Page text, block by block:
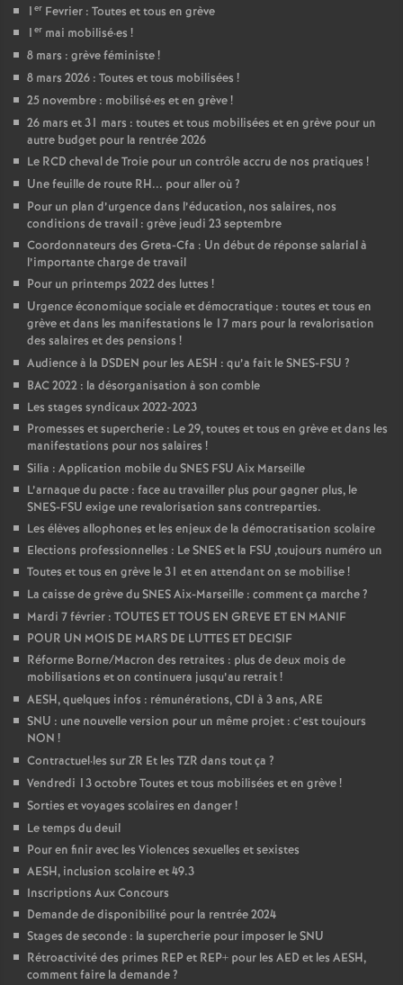
1 er Fevrier : Toutes et tous en grève
1 er mai mobilisé·es !
8 mars : grève féministe!
8 mars 2026 : Toutes et tous mobilisées !
25 novembre : mobilisé·es et en grève!
26 mars et 31 mars : toutes et tous mobilisées et en grève pour un
autre budget pour la rentrée 2026
Le RCD cheval de Troie pour un contrôle accru de nos pratiques !
Une feuille de route RH... pour aller où?
Pour un plan d’urgence dans l’éducation, nos salaires, nos
conditions de travail : grève jeudi 23 septembre
Coordonnateurs des Greta-Cfa : Un début de réponse salarial à
l’importante charge de travail
Pour un printemps 2022 des luttes !
Urgence économique sociale et démocratique : toutes et tous en
grève et dans les manifestations le 17 mars pour la revalorisation
des salaires et des pensions !
Audience à la DSDEN pour les AESH : qu’a fait le SNES-FSU ?
BAC 2022 : la désorganisation à son comble
Les stages syndicaux 2022-2023
Promesses et supercherie : Le 29, toutes et tous en grève et dans les
manifestations pour nos salaires !
Silia : Application mobile du SNES FSU Aix Marseille
L’arnaque du pacte : face au travailler plus pour gagner plus, le
SNES-FSU exige une revalorisation sans contreparties.
Les élèves allophones et les enjeux de la démocratisation scolaire
Elections professionnelles : Le SNES et la FSU ,toujours numéro un
Toutes et tous en grève le 31 et en attendant on se mobilise!
La caisse de grève du SNES Aix-Marseille : comment ça marche?
Mardi 7 février : TOUTES ET TOUS EN GREVE ET EN MANIF
POUR UN MOIS DE MARS DE LUTTES ET DECISIF
Réforme Borne/Macron des retraites : plus de deux mois de
mobilisations et on continuera jusqu’au retrait!
AESH, quelques infos : rémunérations, CDI à 3 ans, ARE
SNU : une nouvelle version pour un même projet : c’est toujours
NON !
Contractuel·les sur ZR Et les TZR dans tout ça ?
Vendredi 13 octobre Toutes et tous mobilisées et en grève!
Sorties et voyages scolaires en danger!
Le temps du deuil
Pour en finir avec les Violences sexuelles et sexistes
AESH, inclusion scolaire et 49.3
Inscriptions Aux Concours
Demande de disponibilité pour la rentrée 2024
Stages de seconde : la supercherie pour imposer le SNU
Rétroactivité des primes REP et REP+ pour les AED et les AESH,
comment faire la demande?